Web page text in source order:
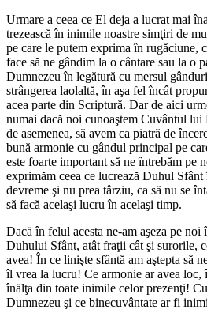
Urmare a ceea ce El deja a lucrat mai
trezească în inimile noastre simţiri de
pe care le putem exprima în rugăciune,
face să ne gândim la o cântare sau la o
Dumnezeu în legătură cu mersul
strângerea laolaltă, în aşa fel încât
acea parte din Scriptură. Dar de aici
numai dacă noi cunoaştem Cuvântul lui
de asemenea, să avem ca piatră de
bună armonie cu gândul principal pe
este foarte important să ne întrebăm pe
exprimăm ceea ce lucrează Duhul
devreme şi nu prea târziu, ca să nu se
să facă acelaşi lucru în acelaşi timp.
Dacă în felul acesta ne-am aşeza pe noi
Duhului Sfânt, atât fraţii cât şi surorile,
avea! În ce linişte sfântă am aştepta să
îl vrea la lucru! Ce armonie ar avea loc,
înălţa din toate inimile celor prezenţi!
Dumnezeu şi ce binecuvântate ar fi